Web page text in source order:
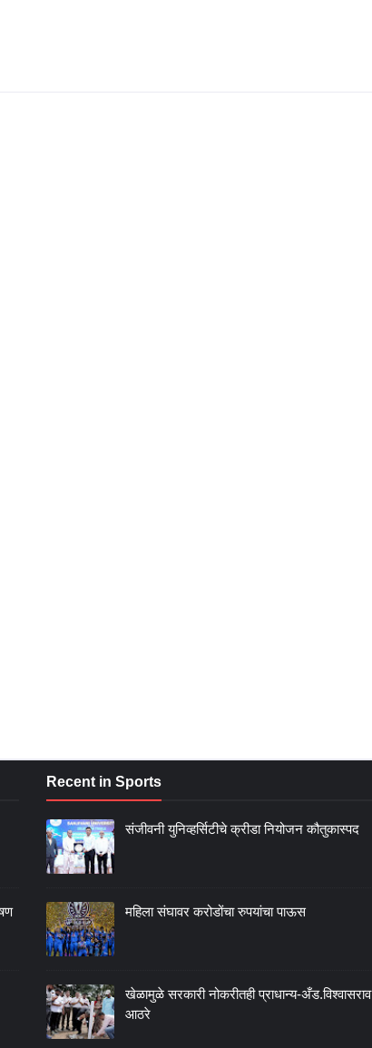
Recent in Sports
संजीवनी युनिव्हर्सिटीचे क्रीडा नियोजन कौतुकास्पद
महिला संघावर करोडोंचा रुपयांचा पाऊस
खेळामुळे सरकारी नोकरीतही प्राधान्य-अँड.विश्वासराव
आठरे